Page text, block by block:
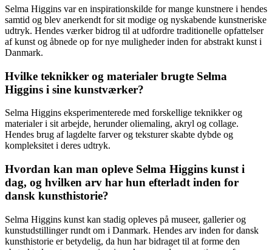
Selma Higgins var en inspirationskilde for mange kunstnere i hendes
samtid og blev anerkendt for sit modige og nyskabende kunstneriske
udtryk. Hendes værker bidrog til at udfordre traditionelle opfattelser
af kunst og åbnede op for nye muligheder inden for abstrakt kunst i
Danmark.
Hvilke teknikker og materialer brugte Selma
Higgins i sine kunstværker?
Selma Higgins eksperimenterede med forskellige teknikker og
materialer i sit arbejde, herunder oliemaling, akryl og collage.
Hendes brug af lagdelte farver og teksturer skabte dybde og
kompleksitet i deres udtryk.
Hvordan kan man opleve Selma Higgins kunst i
dag, og hvilken arv har hun efterladt inden for
dansk kunsthistorie?
Selma Higgins kunst kan stadig opleves på museer, gallerier og
kunstudstillinger rundt om i Danmark. Hendes arv inden for dansk
kunsthistorie er betydelig, da hun har bidraget til at forme den